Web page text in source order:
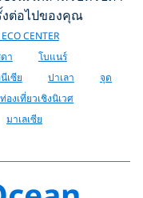
ต่อไปของคุณ
CENTER
า
โบแนร์
เซีย
ปาเลา
จุด
องเที่ยวเชิงนิเวศ
มาเลเซีย